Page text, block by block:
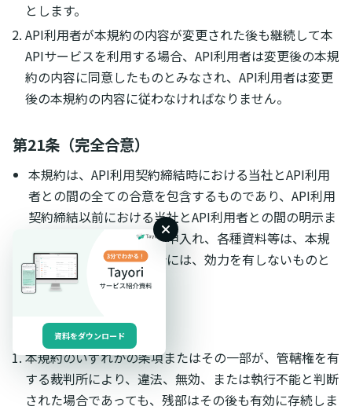
とします。
API利用者が本規約の内容が変更された後も継続して本
APIサービスを利用する場合、API利用者は変更後の本規
約の内容に同意したものとみなされ、API利用者は変更
後の本規約の内容に従わなければなりません。
第21条（完全合意）
本規約は、API利用契約締結時における当社とAPI利用
者との間の全ての合意を包含するものであり、API利用
契約締結以前における当社とAPI利用者との間の明示ま
たは黙示の合意、協議、申入れ、各種資料等は、本規
約の内容と相違する場合には、効力を有しないものと
します。
第22条（分離可能性）
本規約のいずれかの条項またはその一部が、管轄権を有
する裁判所により、違法、無効、または執行不能と判断
された場合であっても、残部はその後も有効に存続しま
資料をダウンロード